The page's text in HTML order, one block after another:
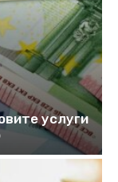
услуги